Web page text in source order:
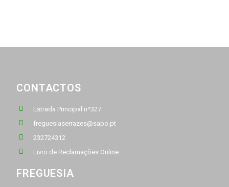
CONTACTOS
Estrada Principal nº327
freguesiaserrazes@sapo.pt
232724312
Livro de Reclamações Online
FREGUESIA